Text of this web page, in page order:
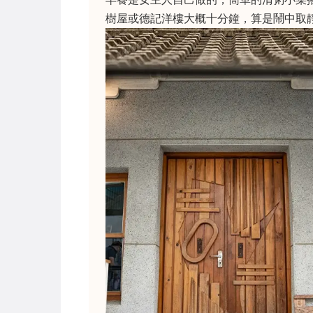
樹屋或德記洋樓大概十分鐘，算是鬧中取